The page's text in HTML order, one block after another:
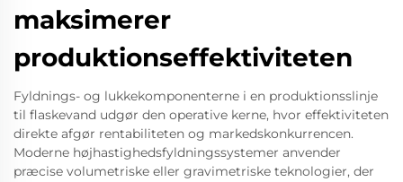
maksimerer
produktionseffektiviteten
Fyldnings- og lukkekomponenterne i en produktionsslinje
til flaskevand udgør den operative kerne, hvor effektiviteten
direkte afgør rentabiliteten og markedskonkurrencen.
Moderne højhastighedsfyldningssystemer anvender
præcise volumetriske eller gravimetriske teknologier, der